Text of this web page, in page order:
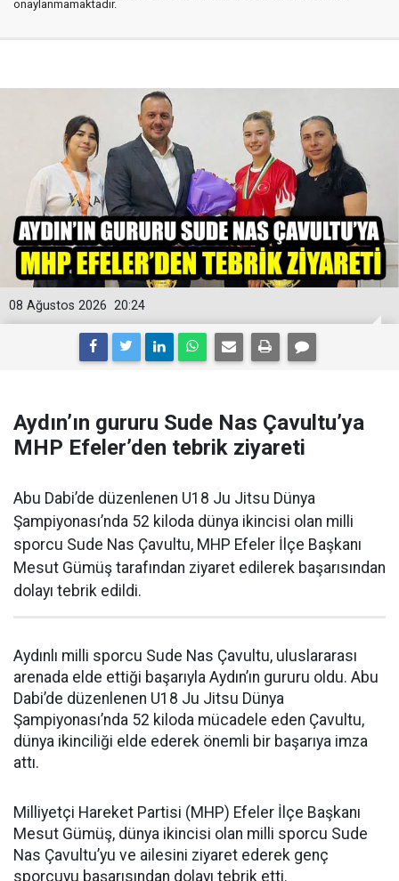
onaylanmamaktadır.
20:24
08 Ağustos 2026
Aydın’ın gururu Sude Nas Çavultu’ya
MHP Efeler’den tebrik ziyareti
Abu Dabi’de düzenlenen U18 Ju Jitsu Dünya
Şampiyonası’nda 52 kiloda dünya ikincisi olan milli
sporcu Sude Nas Çavultu, MHP Efeler İlçe Başkanı
Mesut Gümüş tarafından ziyaret edilerek başarısından
dolayı tebrik edildi.
Aydınlı milli sporcu Sude Nas Çavultu, uluslararası
arenada elde ettiği başarıyla Aydın’ın gururu oldu. Abu
Dabi’de düzenlenen U18 Ju Jitsu Dünya
Şampiyonası’nda 52 kiloda mücadele eden Çavultu,
dünya ikinciliği elde ederek önemli bir başarıya imza
attı.
Milliyetçi Hareket Partisi (MHP) Efeler İlçe Başkanı
Mesut Gümüş, dünya ikincisi olan milli sporcu Sude
Nas Çavultu’yu ve ailesini ziyaret ederek genç
sporcuyu başarısından dolayı tebrik etti.